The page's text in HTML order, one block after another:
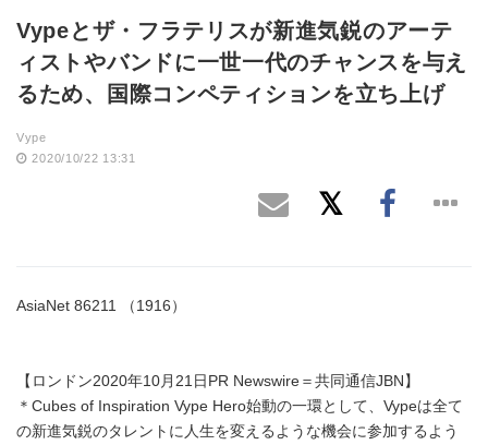
Vypeとザ・フラテリスが新進気鋭のアーテ
ィストやバンドに一世一代のチャンスを与え
るため、国際コンペティションを立ち上げ
Vype
2020/10/22 13:31
AsiaNet 86211 （1916）
【ロンドン2020年10月21日PR Newswire＝共同通信JBN】
＊Cubes of Inspiration Vype Hero始動の一環として、Vypeは全て
の新進気鋭のタレントに人生を変えるような機会に参加するよう